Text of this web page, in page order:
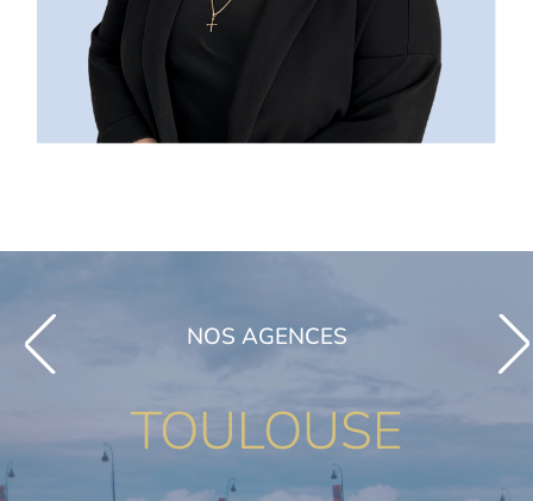
NOS AGENCES
TOULOUSE